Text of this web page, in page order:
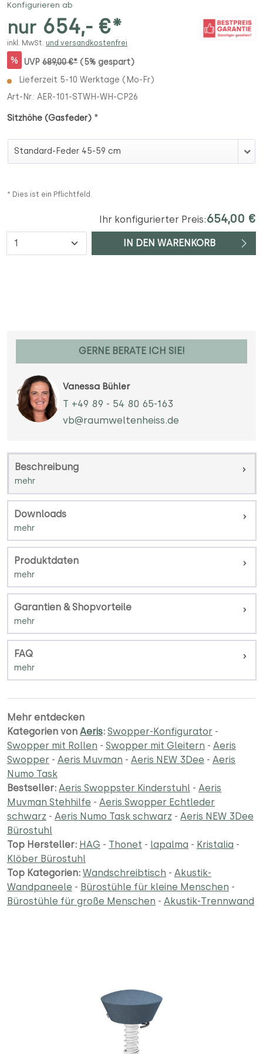
Konfigurieren ab
nur 654,- €*
inkl. MwSt. und versandkostenfrei
% UVP 689,00 €* (5% gespart)
Lieferzeit 5-10 Werktage (Mo-Fr)
Art-Nr.: AER-101-STWH-WH-CP26
Sitzhöhe (Gasfeder) *
Sitzhöhe (Gasfeder)
* Dies ist ein Pflichtfeld.
Ihr konfigurierter Preis:654,00 €
Anzahl IN DEN WARENKORB
GERNE BERATE ICH SIE!
Vanessa Bühler
T +49 89 - 54 80 65-163
vb@raumweltenheiss.de
Beschreibung
Downloads
Produktdaten
Garantien & Shopvorteile
FAQ
Mehr entdecken
Kategorien von Aeris: Swopper-Konfigurator -
Swopper mit Rollen - Swopper mit Gleitern - Aeris
Swopper - Aeris Muvman - Aeris NEW 3Dee - Aeris
Numo Task
Bestseller: Aeris Swoppster Kinderstuhl - Aeris
Muvman Stehhilfe - Aeris Swopper Echtleder
schwarz - Aeris Numo Task schwarz - Aeris NEW 3Dee
Bürostuhl
Top Hersteller: HAG - Thonet - lapalma - Kristalia -
Klöber Bürostuhl
Top Kategorien: Wandschreibtisch - Akustik-
Wandpaneele - Bürostühle für kleine Menschen -
Bürostühle für große Menschen - Akustik-Trennwand